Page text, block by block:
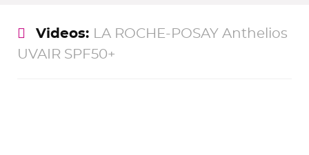
Videos:
LA ROCHE-POSAY Anthelios
UVAIR SPF50+